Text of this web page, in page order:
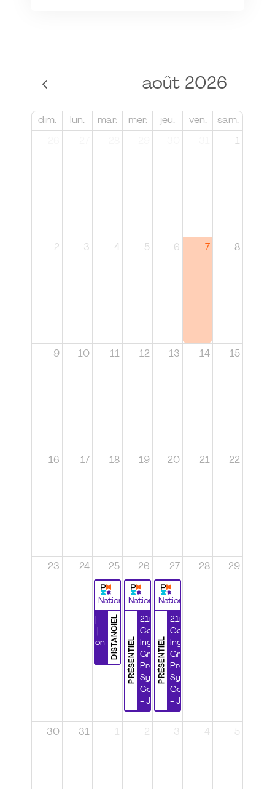
août 2026
dim. lun. mar. mer. jeu. ven. sam.
1
2 3 4 5 6 7 8
9 10 11 12 13 14 15
16 17 18 19 20 21 22
23 24 25
National
DISTANCIEL
Certification
26
National
PRÉSENTIEL
21ième
Congrès
Ingénierie
Grands
Projets et
Systèmes
Complexes
- Jour 1
27
National
PRÉSENTIEL
21ième
Congrès
Ingénierie
Grands
Projets et
Systèmes
Complexes
- Jour 2
28 29
30 31 1 2 3 4 5